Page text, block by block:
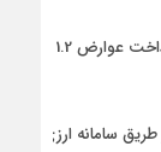
معافیت 199 کالای اساسی کشاورزی و دارو از پرداخت عوارض 1.2
سامانه ارزی